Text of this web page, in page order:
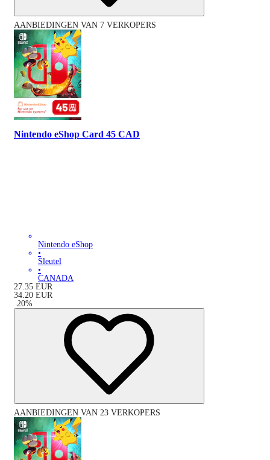
AANBIEDINGEN VAN 7 VERKOPERS
Nintendo eShop Card 45 CAD
Nintendo eShop
•
Sleutel
•
CANADA
27.35 EUR
34.20 EUR
-20%
AANBIEDINGEN VAN 23 VERKOPERS